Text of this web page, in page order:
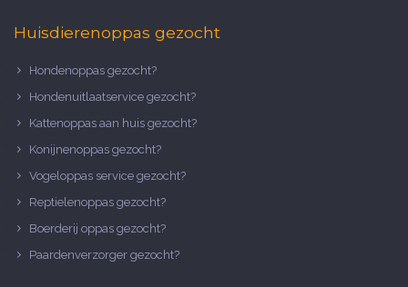
Huisdierenoppas gezocht
Hondenoppas gezocht?
Hondenuitlaatservice gezocht?
Kattenoppas aan huis gezocht?
Konijnenoppas gezocht?
Vogeloppas service gezocht?
Reptielenoppas gezocht?
Boerderij oppas gezocht?
Paardenverzorger gezocht?